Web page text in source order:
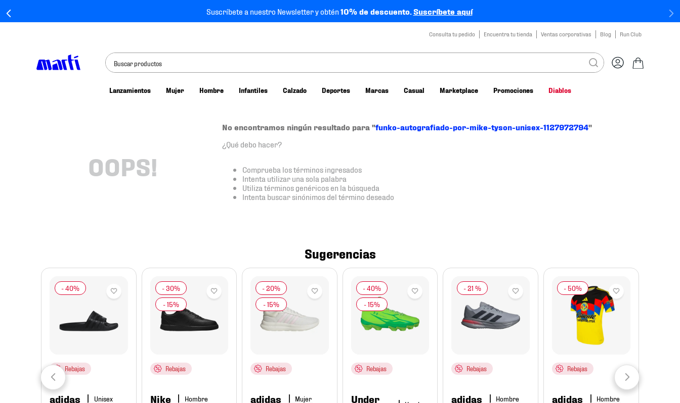
Suscríbete a nuestro Newsletter y obtén10% de descuento.Suscríbete aquí
Consulta tu pedido Encuentra tu tienda Ventas corporativas Blog Run Club
Buscar productos
Lanzamientos Mujer Hombre Infantiles Calzado Deportes Marcas Casual Marketplace Promociones Diablos
OOPS!
No encontramos ningún resultado para "funko-autografiado-por-mike-tyson-unisex-1127972794"
¿Qué debo hacer?
Comprueba los términos ingresados
Intenta utilizar una sola palabra
Utiliza términos genéricos en la búsqueda
Intenta buscar sinónimos del término deseado
Sugerencias
Rebajas
adidas
Rebajas
Nike Hombre
Rebajas
adidas Mujer
Rebajas
Under
- 21 %
Rebajas
adidas Hombre
Rebajas
adidas Hombre
tenis nike